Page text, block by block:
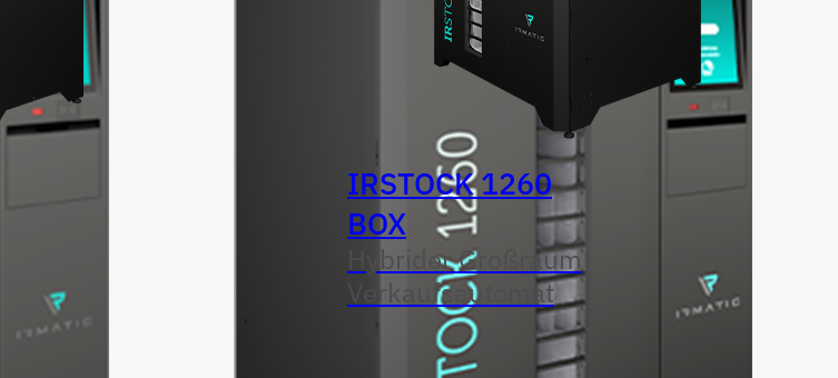
IRSTOCK 1260
BOX
Hybrider Großraum
Verkaufsautomat